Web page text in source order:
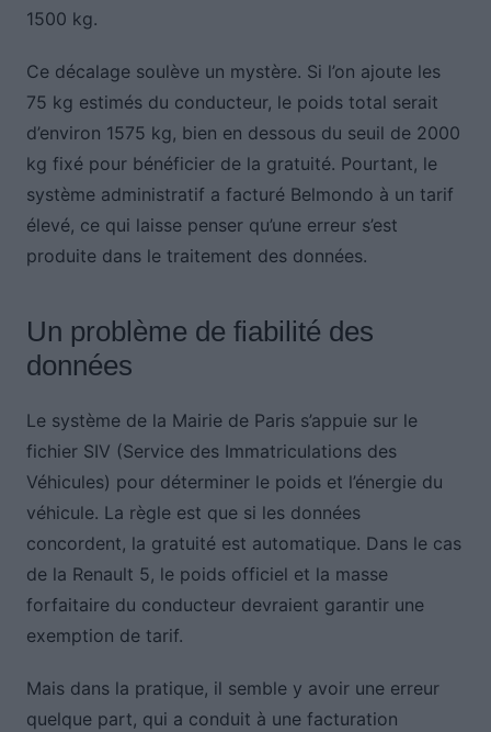
1500 kg.
Ce décalage soulève un mystère. Si l’on ajoute les
75 kg estimés du conducteur, le poids total serait
d’environ 1575 kg, bien en dessous du seuil de 2000
kg fixé pour bénéficier de la gratuité. Pourtant, le
système administratif a facturé Belmondo à un tarif
élevé, ce qui laisse penser qu’une erreur s’est
produite dans le traitement des données.
Un problème de fiabilité des
données
Le système de la Mairie de Paris s’appuie sur le
fichier SIV (Service des Immatriculations des
Véhicules) pour déterminer le poids et l’énergie du
véhicule. La règle est que si les données
concordent, la gratuité est automatique. Dans le cas
de la Renault 5, le poids officiel et la masse
forfaitaire du conducteur devraient garantir une
exemption de tarif.
Mais dans la pratique, il semble y avoir une erreur
quelque part, qui a conduit à une facturation